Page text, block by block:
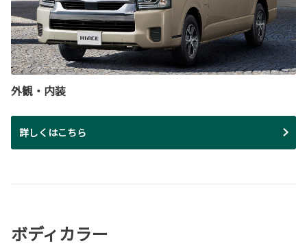
外観・内装
詳しくはこちら
ボディカラー